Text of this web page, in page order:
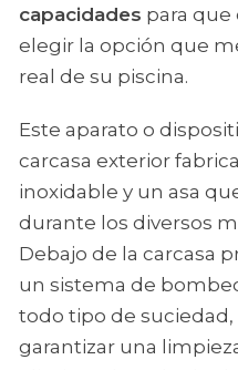
capacidades para que
elegir la opción que
real de su piscina.
Este aparato o
carcasa exterior
inoxidable y un asa
durante los diversos
Debajo de la carcasa
un sistema de
todo tipo de
garantizar una